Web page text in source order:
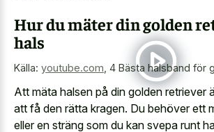
Hur du mäter din golden
hals
Källa: youtube.com 4 Bästa halsband för
Att mäta halsen på din golden retriever
att få den rätta kragen. Du behöver ett
eller en sträng som du kan svepa runt